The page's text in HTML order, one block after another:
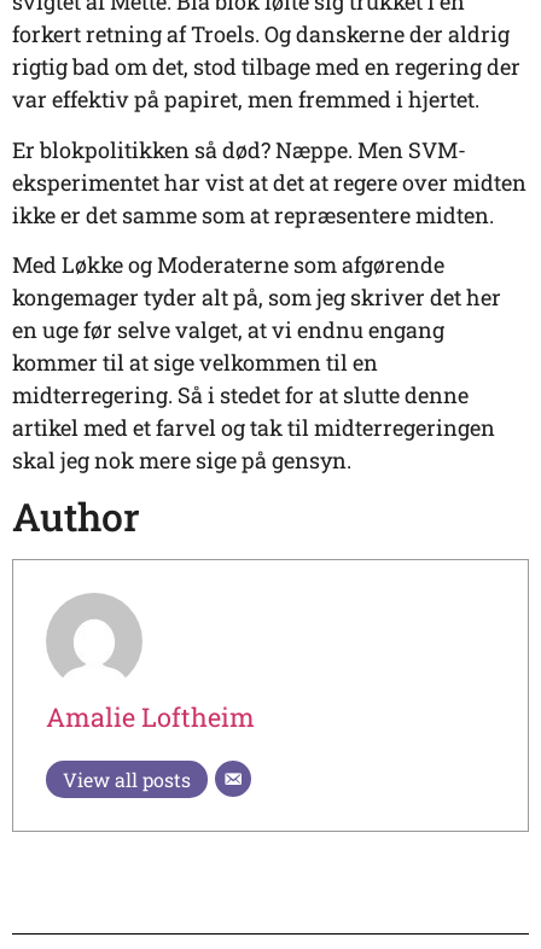
forkert retning af Troels. Og danskerne der aldrig
rigtig bad om det, stod tilbage med en regering der
var effektiv på papiret, men fremmed i hjertet.
Er blokpolitikken så død? Næppe. Men SVM-
eksperimentet har vist at det at regere over midten
ikke er det samme som at repræsentere midten.
Med Løkke og Moderaterne som afgørende
kongemager tyder alt på, som jeg skriver det her
en uge før selve valget, at vi endnu engang
kommer til at sige velkommen til en
midterregering. Så i stedet for at slutte denne
artikel med et farvel og tak til midterregeringen
skal jeg nok mere sige på gensyn.
Author
Amalie Loftheim
View all posts